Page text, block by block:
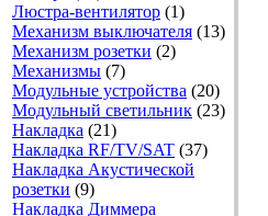
Люстра-вентилятор (1)
Механизм выключателя (13)
Механизм розетки (2)
Механизмы (7)
Модульные устройства (20)
Модульный светильник (23)
Накладка (21)
Накладка RF/TV/SAT (37)
Накладка Акустической
розетки (9)
Накладка Диммера